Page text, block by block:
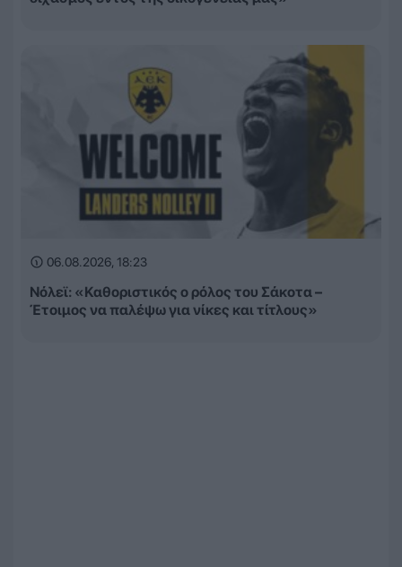
06.08.2026, 18:23
Νόλεϊ: «Καθοριστικός ο ρόλος του Σάκοτα –
Έτοιμος να παλέψω για νίκες και τίτλους»